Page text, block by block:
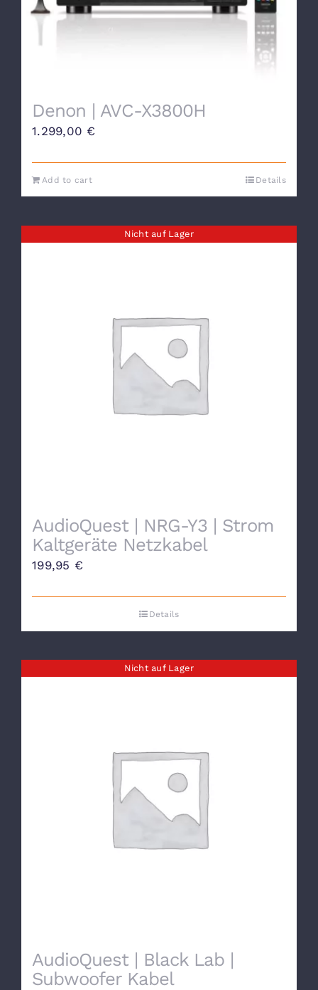
Denon | AVC-X3800H
1.299,00 €
Add to cart Details
Nicht auf Lager
AudioQuest | NRG-Y3 | Strom
Kaltgeräte Netzkabel
199,95 €
Details
Nicht auf Lager
AudioQuest | Black Lab |
Subwoofer Kabel